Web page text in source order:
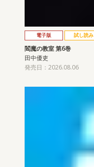
電子版 試し読み
閻魔の教室 第6巻
田中優吏
発売日：2026.08.06